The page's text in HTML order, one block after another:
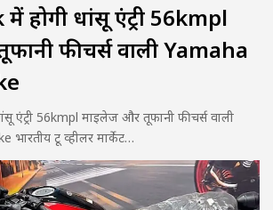
होगी धांसू एंट्री 56kmpl
फीचर्स वाली Yamaha
एंट्री 56kmpl माइलेज और तूफानी फीचर्स वाली
भारतीय टू व्हीलर मार्केट…